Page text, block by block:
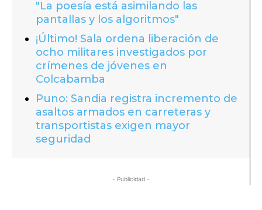
"La poesía está asimilando las
pantallas y los algoritmos"
¡Último! Sala ordena liberación de
ocho militares investigados por
crímenes de jóvenes en
Colcabamba
Puno: Sandia registra incremento de
asaltos armados en carreteras y
transportistas exigen mayor
seguridad
- Publicidad -